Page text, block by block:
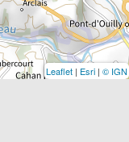
Leaflet | Esri | © IGN